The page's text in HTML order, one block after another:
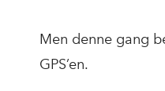
Men denne gang
GPS’en.